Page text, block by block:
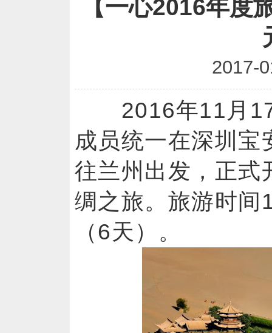
【一心2016年
2017-
2016年11月17
成员统一在深圳宝
往兰州出发，正式
绸之旅。旅游时
（6天）。